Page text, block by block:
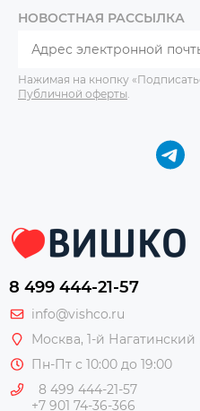
НОВОСТНАЯ РАССЫЛКА
Нажимая на кнопку
Публичной оферты
8 499 444-21-57
info@vishco.ru
Москва, 1-й Нагатинский
Пн-Пт с 10:00 до 19:00
8 499 444-21-57
+7 901 74-36-366